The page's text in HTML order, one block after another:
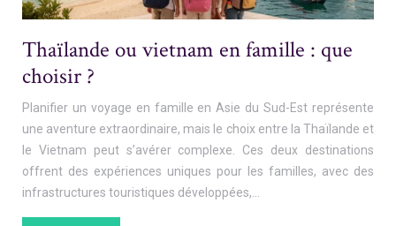
Thaïlande ou vietnam en famille : que
choisir ?
Planifier un voyage en famille en Asie du Sud-Est représente
une aventure extraordinaire, mais le choix entre la Thaïlande et
le Vietnam peut s’avérer complexe. Ces deux destinations
offrent des expériences uniques pour les familles, avec des
infrastructures touristiques développées,…